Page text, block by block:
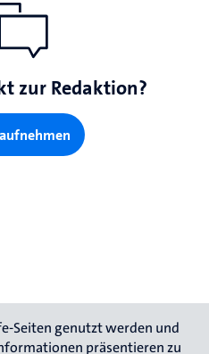
zur Redaktion?
Seiten genutzt werden und
präsentieren zu